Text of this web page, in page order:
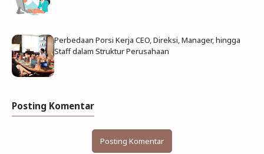
Perbedaan Porsi Kerja CEO, Direksi, Manager, hingga
Staff dalam Struktur Perusahaan
Posting Komentar
Posting Komentar